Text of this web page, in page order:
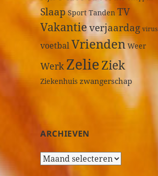
Slaap Sport Tanden TV
Vakantie verjaardag virus
voetbalVrienden Weer
Werk ZelieZiek
Ziekenhuis zwangerschap
ARCHIEVEN
A